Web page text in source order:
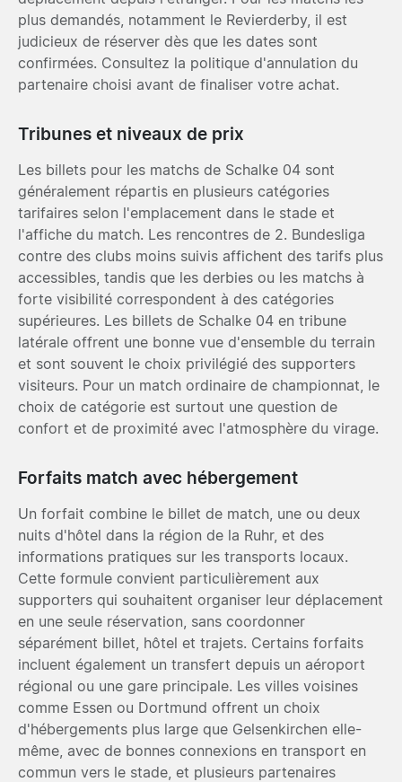
plus demandés, notamment le Revierderby, il est
judicieux de réserver dès que les dates sont
confirmées. Consultez la politique d'annulation du
partenaire choisi avant de finaliser votre achat.
Tribunes et niveaux de prix
Les billets pour les matchs de Schalke 04 sont
généralement répartis en plusieurs catégories
tarifaires selon l'emplacement dans le stade et
l'affiche du match. Les rencontres de 2. Bundesliga
contre des clubs moins suivis affichent des tarifs plus
accessibles, tandis que les derbies ou les matchs à
forte visibilité correspondent à des catégories
supérieures. Les billets de Schalke 04 en tribune
latérale offrent une bonne vue d'ensemble du terrain
et sont souvent le choix privilégié des supporters
visiteurs. Pour un match ordinaire de championnat, le
choix de catégorie est surtout une question de
confort et de proximité avec l'atmosphère du virage.
Forfaits match avec hébergement
Un forfait combine le billet de match, une ou deux
nuits d'hôtel dans la région de la Ruhr, et des
informations pratiques sur les transports locaux.
Cette formule convient particulièrement aux
supporters qui souhaitent organiser leur déplacement
en une seule réservation, sans coordonner
séparément billet, hôtel et trajets. Certains forfaits
incluent également un transfert depuis un aéroport
régional ou une gare principale. Les villes voisines
comme Essen ou Dortmund offrent un choix
d'hébergements plus large que Gelsenkirchen elle-
même, avec de bonnes connexions en transport en
commun vers le stade, et plusieurs partenaires